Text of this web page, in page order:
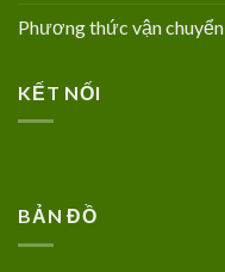
Phương thức vận chuyển
KẾT NỐI
BẢN ĐỒ